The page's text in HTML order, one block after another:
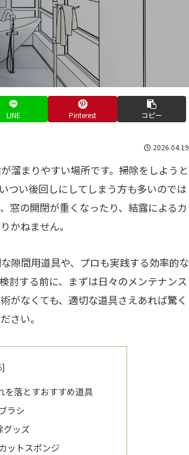
LINE Pinterest コピー
2026.04.19
溜まりやすい場所です。掃除をしようと
つい後回しにしてしまう方も多いのでは
窓の開閉が重くなったり、結露によるカ
かねません。
隙間用道具や、プロも実践する効率的な
討する前に、まずは日々のメンテナンス
がなくても、適切な道具さえあれば驚く
さい。
を落とすおすすめ道具
ラシ
グッズ
ットスポンジ